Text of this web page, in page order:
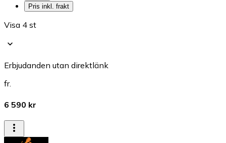
Pris inkl. frakt
Visa 4 st
Erbjudanden utan direktlänk
fr.
6 590 kr